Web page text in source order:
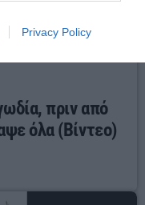
Privacy Policy
πριν από
όλα (Βίντεο)